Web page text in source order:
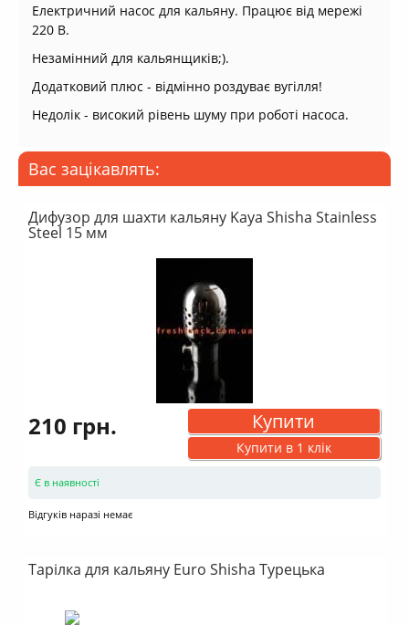
Електричний насос для кальяну. Працює від мережі
220 В.
Незамінний для кальянщиків;).
Додатковий плюс - відмінно роздуває вугілля!
Недолік - високий рівень шуму при роботі насоса.
Вас зацікавлять:
Дифузор для шахти кальяну Kaya Shisha Stainless
Steel 15 мм
210 грн. Купити
Купити в 1 клік
Є в наявності
Відгуків наразі немає
Тарілка для кальяну Euro Shisha Турецька